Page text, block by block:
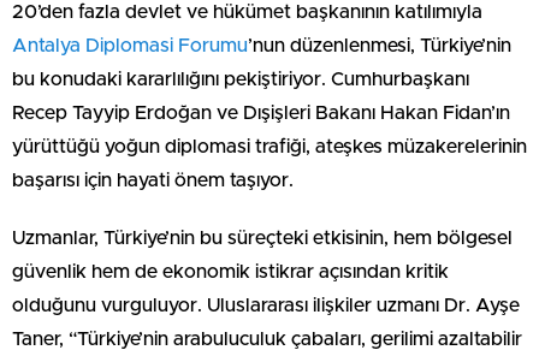
20’den fazla devlet ve hükümet başkanının katılımıyla
Antalya Diplomasi Forumu’nun düzenlenmesi, Türkiye’nin
bu konudaki kararlılığını pekiştiriyor. Cumhurbaşkanı
Recep Tayyip Erdoğan ve Dışişleri Bakanı Hakan Fidan’ın
yürüttüğü yoğun diplomasi trafiği, ateşkes müzakerelerinin
başarısı için hayati önem taşıyor.
Uzmanlar, Türkiye’nin bu süreçteki etkisinin, hem bölgesel
güvenlik hem de ekonomik istikrar açısından kritik
olduğunu vurguluyor. Uluslararası ilişkiler uzmanı Dr. Ayşe
Taner, “Türkiye’nin arabuluculuk çabaları, gerilimi azaltabilir